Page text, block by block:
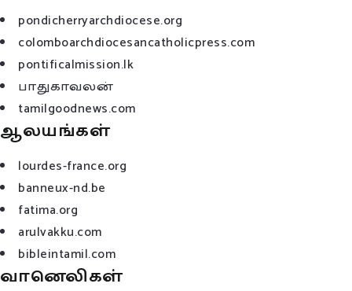
pondicherryarchdiocese.org
colomboarchdiocesancatholicpress.com
pontificalmission.lk
பாதுகாவலன்
tamilgoodnews.com
ஆலயங்கள்
lourdes-france.org
banneux-nd.be
fatima.org
arulvakku.com
bibleintamil.com
வானெலிகள்